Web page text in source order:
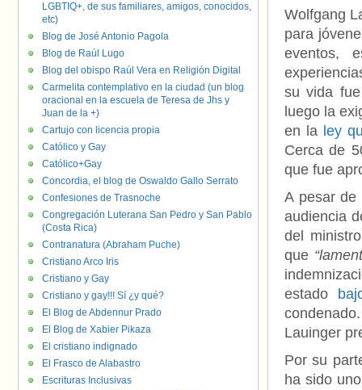
Wolfgang
para
eventos,
su vida
luego la
en la ley
Cerca de
que fue
A pesar de
audiencia
del
que
estado
Lauinger
Por su
ha sido
LGBTIQ+, de sus familiares, amigos, conocidos,
etc)
Blog de José Antonio Pagola
Blog de Raúl Lugo
Blog del obispo Raúl Vera en Religión Digital
Carmelita contemplativo en la ciudad (un blog
oracional en la escuela de Teresa de Jhs y
Juan de la +)
Cartujo con licencia propia
Católico y Gay
Católico+Gay
Concordia, el blog de Oswaldo Gallo Serrato
Confesiones de Trasnoche
Congregación Luterana San Pedro y San Pablo
(Costa Rica)
Contranatura (Abraham Puche)
Cristiano Arco Iris
Cristiano y Gay
Cristiano y gay!!! Sí ¿y qué?
El Blog de Abdennur Prado
El Blog de Xabier Pikaza
El cristiano indignado
El Frasco de Alabastro
Escrituras Inclusivas